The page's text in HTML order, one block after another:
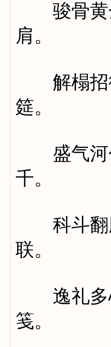
骏骨黄金
肩。
解榻招徐
筵。
盛气河包
千。
科斗翻腾
联。
逸礼多心
笺。